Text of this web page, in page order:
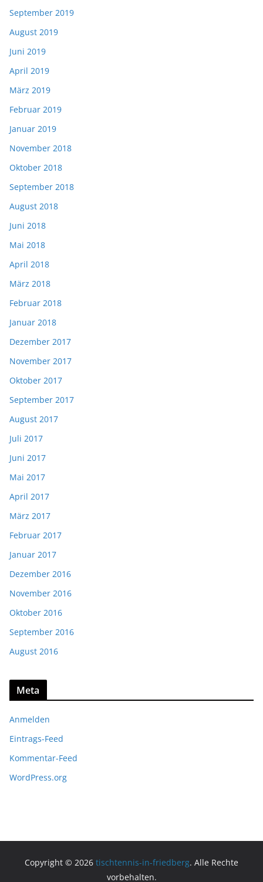
September 2019
August 2019
Juni 2019
April 2019
März 2019
Februar 2019
Januar 2019
November 2018
Oktober 2018
September 2018
August 2018
Juni 2018
Mai 2018
April 2018
März 2018
Februar 2018
Januar 2018
Dezember 2017
November 2017
Oktober 2017
September 2017
August 2017
Juli 2017
Juni 2017
Mai 2017
April 2017
März 2017
Februar 2017
Januar 2017
Dezember 2016
November 2016
Oktober 2016
September 2016
August 2016
Meta
Anmelden
Eintrags-Feed
Kommentar-Feed
WordPress.org
Copyright © 2026 tischtennis-in-friedberg. Alle Rechte
vorbehalten.